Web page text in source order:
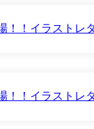
！！イラストレ
！！イラストレ